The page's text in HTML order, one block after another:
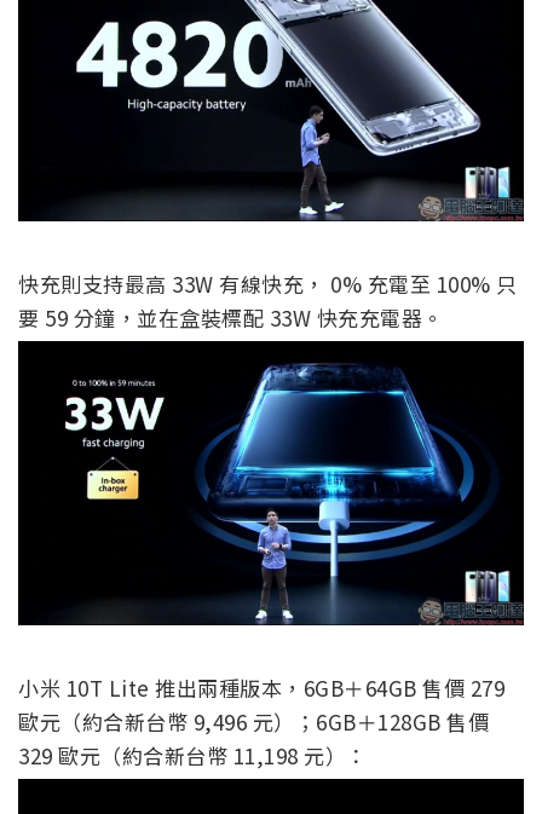
快充則支持最高 33W 有線快充， 0% 充電至 100% 只
要 59 分鐘，並在盒裝標配 33W 快充充電器。
小米 10T Lite 推出兩種版本，6GB＋64GB 售價 279
歐元（約合新台幣 9,496 元）；6GB＋128GB 售價
329 歐元（約合新台幣 11,198 元）：